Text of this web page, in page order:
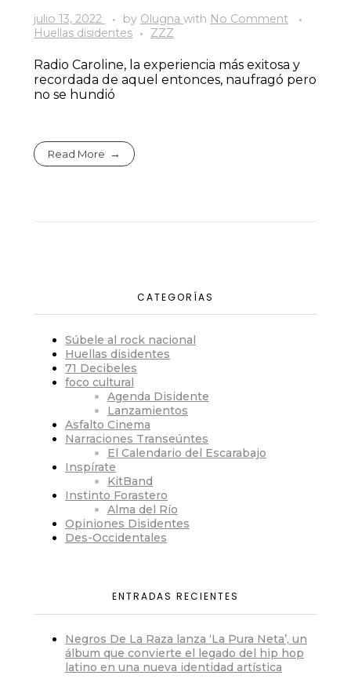
julio 13, 2022 by Olugna with No Comment
Huellas disidentes
ZZZ
Radio Caroline, la experiencia más exitosa y
recordada de aquel entonces, naufragó pero
no se hundió
Read More
CATEGORÍAS
Súbele al rock nacional
Huellas disidentes
71 Decibeles
foco cultural
Agenda Disidente
Lanzamientos
Asfalto Cinema
Narraciones Transeúntes
El Calendario del Escarabajo
Inspírate
KitBand
Instinto Forastero
Alma del Río
Opiniones Disidentes
Des-Occidentales
ENTRADAS RECIENTES
Negros De La Raza lanza ‘La Pura Neta’, un
álbum que convierte el legado del hip hop
latino en una nueva identidad artística